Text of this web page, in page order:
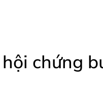
chứng